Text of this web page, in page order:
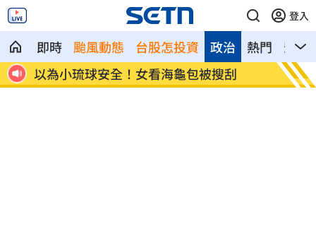
登入
即時 颱風動態 台股怎投資 熱門 影音
政治
以為小琉球安全！女看海龜包被搜刮
李多
哭」